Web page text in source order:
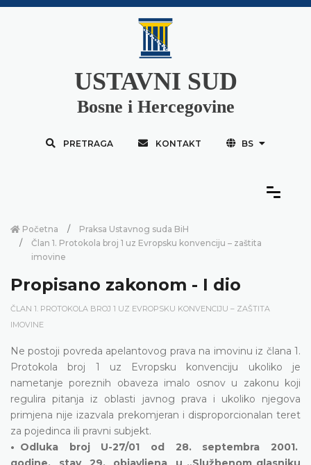
USTAVNI SUD
Bosne i Hercegovine
PRETRAGA KONTAKT BS
Početna
Praksa Ustavnog suda BiH
Član 1. Protokola broj 1 uz Evropsku konvenciju – zaštita
imovine
Propisano zakonom - I dio
ČLAN 1. PROTOKOLA BROJ 1 UZ EVROPSKU KONVENCIJU – ZAŠTITA
IMOVINE
Ne postoji povreda apelantovog prava na imovinu iz člana 1.
Protokola broj 1 uz Evropsku konvenciju ukoliko je
nametanje poreznih obaveza imalo osnov u zakonu koji
regulira pitanja iz oblasti javnog prava i ukoliko njegova
primjena nije izazvala prekomjeran i disproporcionalan teret
za pojedinca ili pravni subjekt.
• Odluka broj U-27/01 od 28. septembra 2001.